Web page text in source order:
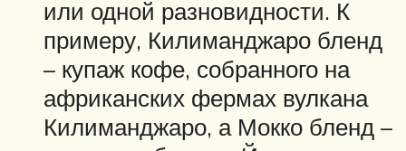
или одной разновидности. К
примеру, Килиманджаро бленд
– купаж кофе, собранного на
африканских фермах вулкана
Килиманджаро, а Мокко бленд –